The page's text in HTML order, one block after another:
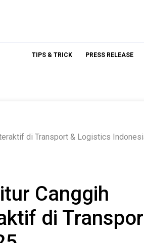
TIPS & TRICK PRESS RELEASE
di Transport & Logistics
Canggih
di